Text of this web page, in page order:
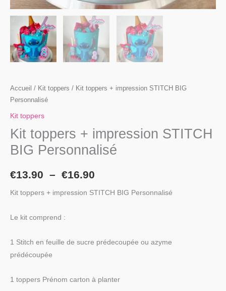
Accueil / Kit toppers / Kit toppers + impression STITCH BIG
Personnalisé
Kit toppers
Kit toppers + impression STITCH
BIG Personnalisé
€13.90 – €16.90
Kit toppers + impression STITCH BIG Personnalisé
Le kit comprend :
1 Stitch en feuille de sucre prédecoupée ou azyme
prédécoupée
1 toppers Prénom carton à planter